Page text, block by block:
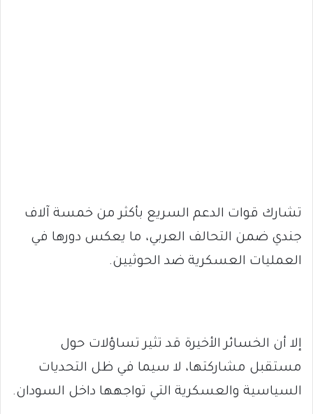
تشارك قوات الدعم السريع بأكثر من خمسة آلاف
جندي ضمن التحالف العربي، ما يعكس دورها في
العمليات العسكرية ضد الحوثيين.
إلا أن الخسائر الأخيرة قد تثير تساؤلات حول
مستقبل مشاركتها، لا سيما في ظل التحديات
السياسية والعسكرية التي تواجهها داخل السودان.